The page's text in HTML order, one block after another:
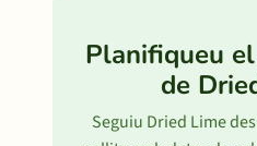
Planifiqueu
de
Seguiu Dried Lime